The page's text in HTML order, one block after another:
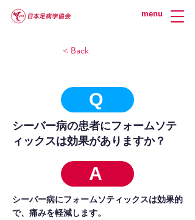
menu
< Back
Q
シーバー病の患者にフォームソテ
ィックスは効果がありますか？
A
シーバー病にフォームソティックスは効果的
で、痛みを軽減します。